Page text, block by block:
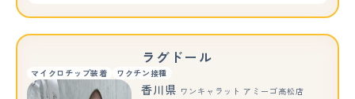
ラグドール
マイクロチップ装着 ワクチン接種
香川県 ワンキャラット アミーゴ高松店